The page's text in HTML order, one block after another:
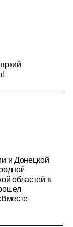
и Донецкой
областей в